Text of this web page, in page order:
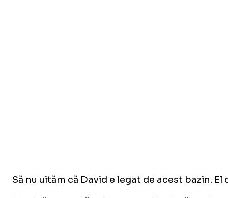
Să nu uităm că David e legat de acest bazin.